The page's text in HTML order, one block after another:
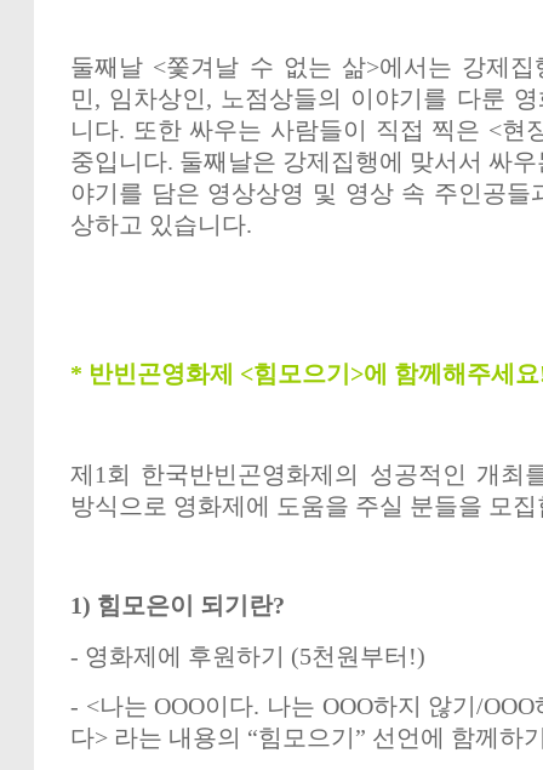
둘째날 <쫓겨날 수 없는 삶>에서는 강제
민, 임차상인, 노점상들의 이야기를 다룬
니다. 또한 싸우는 사람들이 직접 찍은 <현
중입니다. 둘째날은 강제집행에 맞서서 싸
야기를 담은 영상상영 및 영상 속 주인공들
상하고 있습니다.
* 반빈곤영화제 <힘모으기 >에 함께해주세요
제 1 회 한국반빈곤영화제의 성공적인 개최
방식으로 영화제에 도움을 주실 분들을 모
1) 힘모은이 되기란?
- 영화제에 후원하기 (5천원부터 !)
- <나는OOO이다. 나는 OOO하지 않기/OOO
다> 라는 내용의 “힘모으기 ” 선언에 함께하